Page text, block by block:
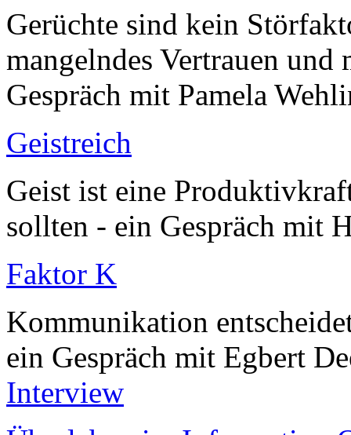
Gerüchte sind kein
mangelndes Vertrauen
Gespräch mit Pamela
Geistreich
Geist ist eine
sollten - ein Gespräch mit
Faktor K
Kommunikation
ein Gespräch mit Egbert
Interview